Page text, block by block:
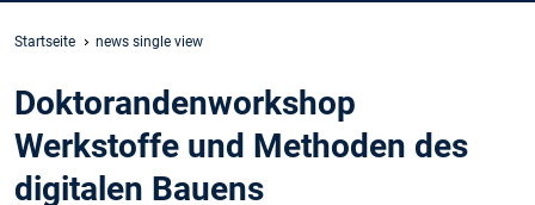
Startseite news single view
Doktorandenworkshop
Werkstoffe und Methoden des
digitalen Bauens